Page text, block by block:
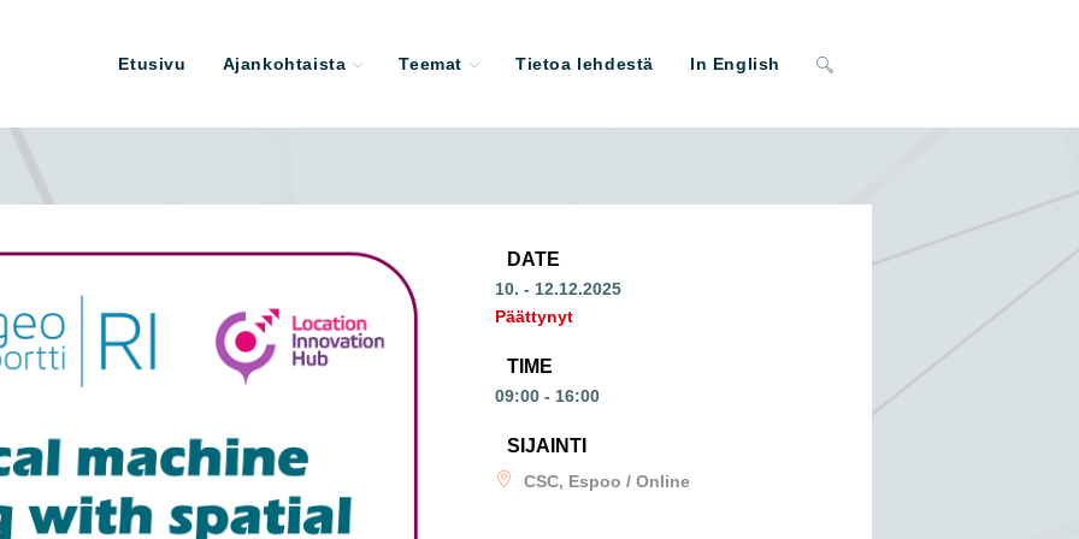
Etusivu Ajankohtaista Teemat Tietoa lehdestä In English Toggle
DATE
10. - 12.12.2025
Päättynyt
TIME
09:00 - 16:00
SIJAINTI
CSC, Espoo / Online